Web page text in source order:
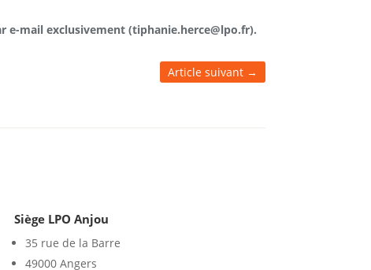
e-mail exclusivement (tiphanie.herce@lpo.fr).
Article suivant→
Siège LPO Anjou
35 rue de la Barre
49000 Angers